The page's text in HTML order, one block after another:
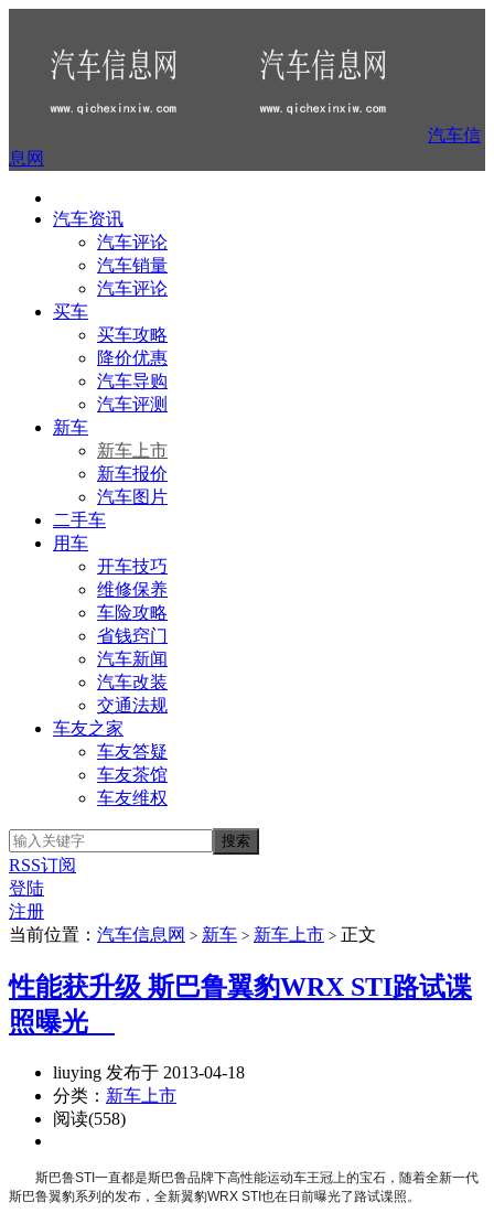
汽车信
息网
汽车资讯
汽车评论
汽车销量
汽车评论
买车
买车攻略
降价优惠
汽车导购
汽车评测
新车
新车上市
新车报价
汽车图片
二手车
用车
开车技巧
维修保养
车险攻略
省钱窍门
汽车新闻
汽车改装
交通法规
车友之家
车友答疑
车友茶馆
车友维权
RSS订阅
登陆
注册
当前位置： 汽车信息网 > 新车 > 新车上市 > 正文
性能获升级 斯巴鲁翼豹WRX STI路试谍
照曝光
liuying 发布于 2013-04-18
分类： 新车上市
阅读(558)
斯巴鲁STI一直都是斯巴鲁品牌下高性能运动车王冠上的宝石，随着全新一代
斯巴鲁翼豹系列的发布，全新翼豹WRX STI也在日前曝光了路试谍照。